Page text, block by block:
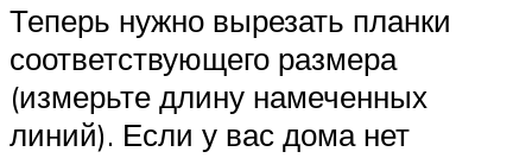
Теперь нужно вырезать планки
соответствующего размера
(измерьте длину намеченных
линий). Если у вас дома нет